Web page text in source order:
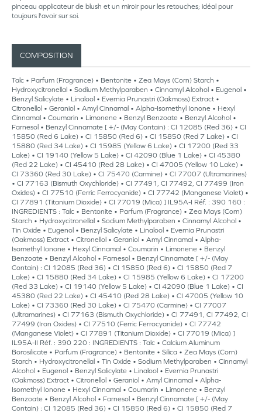
pinceau applicateur de blush et un miroir pour les retouches; idéal pour
toujours l'avoir sur soi.
COMPOSITION
Talc • Parfum (Fragrance) • Bentonite • Zea Mays (Corn) Starch •
Hydroxycitronellal • Sodium Methylparaben • Cinnamyl Alcohol • Eugenol •
Benzyl Salicylate • Linalool • Evernia Prunastri (Oakmoss) Extract •
Citronellol • Geraniol • Amyl Cinnamal • Alpha-Isomethyl Ionone • Hexyl
Cinnamal • Coumarin • Limonene • Benzyl Benzoate • Benzyl Alcohol •
Farnesol • Benzyl Cinnamate [ +/- (May Contain) : CI 12085 (Red 36) • CI
15850 (Red 6 Lake) • CI 15850 (Red 6) • CI 15850 (Red 7 Lake) • CI
15880 (Red 34 Lake) • CI 15985 (Yellow 6 Lake) • CI 17200 (Red 33
Lake) • CI 19140 (Yellow 5 Lake) • CI 42090 (Blue 1 Lake) • CI 45380
(Red 22 Lake) • CI 45410 (Red 28 Lake) • CI 47005 (Yellow 10 Lake) •
CI 73360 (Red 30 Lake) • CI 75470 (Carmine) • CI 77007 (Ultramarines)
• CI 77163 (Bismuth Oxychloride) • CI 77491, CI 77492, CI 77499 (Iron
Oxides) • CI 77510 (Ferric Ferrocyanide) • CI 77742 (Manganese Violet) •
CI 77891 (Titanium Dioxide) • CI 77019 (Mica) ] IL95A-I Réf. : 390 160 :
INGREDIENTS : Talc • Bentonite • Parfum (Fragrance) • Zea Mays (Corn)
Starch • Hydroxycitronellal • Sodium Methylparaben • Cinnamyl Alcohol •
Tin Oxide • Eugenol • Benzyl Salicylate • Linalool • Evernia Prunastri
(Oakmoss) Extract • Citronellol • Geraniol • Amyl Cinnamal • Alpha-
Isomethyl Ionone • Hexyl Cinnamal • Coumarin • Limonene • Benzyl
Benzoate • Benzyl Alcohol • Farnesol • Benzyl Cinnamate [ +/- (May
Contain) : CI 12085 (Red 36) • CI 15850 (Red 6) • CI 15850 (Red 7
Lake) • CI 15880 (Red 34 Lake) • CI 15985 (Yellow 6 Lake) • CI 17200
(Red 33 Lake) • CI 19140 (Yellow 5 Lake) • CI 42090 (Blue 1 Lake) • CI
45380 (Red 22 Lake) • CI 45410 (Red 28 Lake) • CI 47005 (Yellow 10
Lake) • CI 73360 (Red 30 Lake) • CI 75470 (Carmine) • CI 77007
(Ultramarines) • CI 77163 (Bismuth Oxychloride) • CI 77491, CI 77492, CI
77499 (Iron Oxides) • CI 77510 (Ferric Ferrocyanide) • CI 77742
(Manganese Violet) • CI 77891 (Titanium Dioxide) • CI 77019 (Mica) ]
IL95A-II Réf. : 390 220 : INGREDIENTS : Talc • Calcium Aluminum
Borosilicate • Parfum (Fragrance) • Bentonite • Silica • Zea Mays (Corn)
Starch • Hydroxycitronellal • Tin Oxide • Sodium Methylparaben • Cinnamyl
Alcohol • Eugenol • Benzyl Salicylate • Linalool • Evernia Prunastri
(Oakmoss) Extract • Citronellol • Geraniol • Amyl Cinnamal • Alpha-
Isomethyl Ionone • Hexyl Cinnamal • Coumarin • Limonene • Benzyl
Benzoate • Benzyl Alcohol • Farnesol • Benzyl Cinnamate [ +/- (May
Contain) : CI 12085 (Red 36) • CI 15850 (Red 6) • CI 15850 (Red 7